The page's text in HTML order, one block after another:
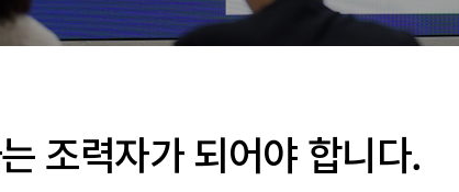
조력자가 되어야 합니다.